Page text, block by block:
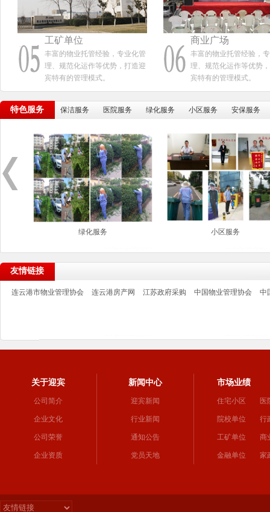
宇、写字楼、政府办公楼、学校、公园、文
体中心、停车场、会展中心、工业园区、医
院、火车站、居家养老等。 公司建立了完
善的标准管理体系，通过了ISO9001:2015国
系认证、OHSAS18001职业健康安全管理体
化。所服务的项目多次获得省优、市优、区
优等，得到社会各界...
工矿单位
丰富的物业托管经验，专业化管
理、规范化运作等优势，打造迎
宾特有的管理模式。
商业广场
丰富的物业托管经验，
理、规范化运作等优势
宾特有的管理模式。
特色服务 保洁服务 医院服务 绿化服务 小区服务 安保服务
绿化服务 小区服务
友情链接
连云港市物业管理协会 连云港房产网 江苏政府采购 中国物业管理协会 中
关于迎宾
公司简介
企业文化
公司荣誉
企业资质
新闻中心
迎宾新闻
行业新闻
通知公告
党员天地
市场业绩
住宅小区 医
院校单位 行
工矿单位 商
金融单位 家